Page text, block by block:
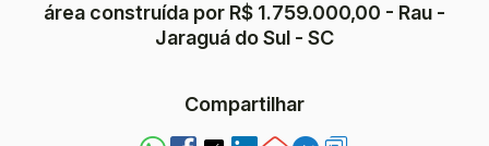
área construída por R$ 1.759.000,00 - Rau -
Jaraguá do Sul - SC
Compartilhar